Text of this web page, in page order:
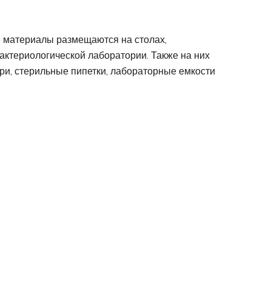
размещаются на столах,
лаборатории. Также на них
стерильные пипетки, лабораторные емкости